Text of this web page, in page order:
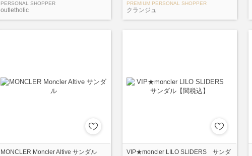
PERSONAL SHOPPER
outletholic
PREMIUM PERSONAL SHOPPER
クランジュ
MONCLER Moncler Altive サンダル
VIP★moncler LILO SLIDERS サンダ